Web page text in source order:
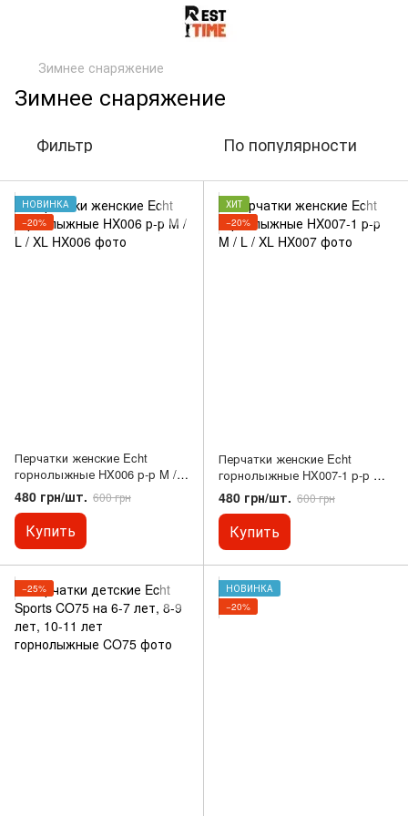
Зимнее снаряжение
Зимнее снаряжение
Фильтр По популярности
НОВИНКА
−20%
Перчатки женские Echt
горнолыжные HX006 р-р M / L
/ XL
480 грн/шт. 600 грн
Купить
ХИТ
−20%
Перчатки женские Echt
горнолыжные HX007-1 р-р M /
L / XL
480 грн/шт. 600 грн
Купить
−25%
НОВИНКА
−20%